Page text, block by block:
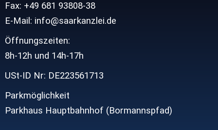
Fax: +49 681 93808-38
E-Mail: info@saarkanzlei.de
Öffnungszeiten:
8h-12h und 14h-17h
USt-ID Nr: DE223561713
Parkmöglichkeit
Parkhaus Hauptbahnhof (Bormannspfad)